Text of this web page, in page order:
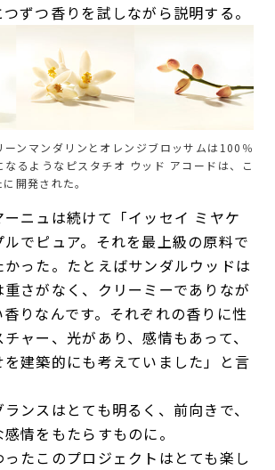
ずつ香りを試しながら説明する。
ーンマンダリンとオレンジブロッサムは100％
なるようなピスタチオ ウッド アコードは、こ
開発された。
ニュは続けて「イッセイ ミヤケ
でピュア。それを最上級の原料で
った。たとえばサンダルウッドは
さがなく、クリーミーでありなが
りなんです。それぞれの香りに性
ャー、光があり、感情もあって、
建築的にも考えていました」と言
ンスはとても明るく、前向きで、
情をもたらすものに。
ったこのプロジェクトはとても楽し